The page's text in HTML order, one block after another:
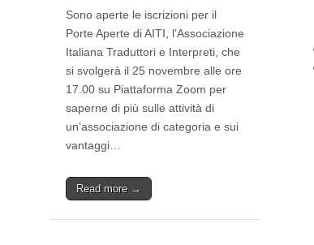
Sono aperte le iscrizioni per il
Porte Aperte di AITI, l’Associazione
Italiana Traduttori e Interpreti, che
si svolgerà il 25 novembre alle ore
17.00 su Piattaforma Zoom per
saperne di più sulle attività di
un’associazione di categoria e sui
vantaggi…
Read more →